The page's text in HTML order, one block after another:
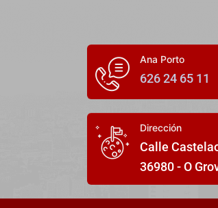
Ana Porto
626 24 65 11
Dirección
Calle
36980 - O